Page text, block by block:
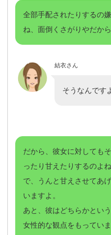
全部手配されたりするの
ね、面倒くさがりやだから
結衣さん
そうなんです
だから、彼女に対しても
ったり甘えたりするのよ
で、うんと甘えさせてあ
いますよ。
あと、彼はどちらかとい
女性的な観点をもってい